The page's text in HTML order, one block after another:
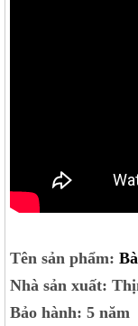
Tên sản phẩm:
Nhà sản xuất:
Bảo hành: 5 năm